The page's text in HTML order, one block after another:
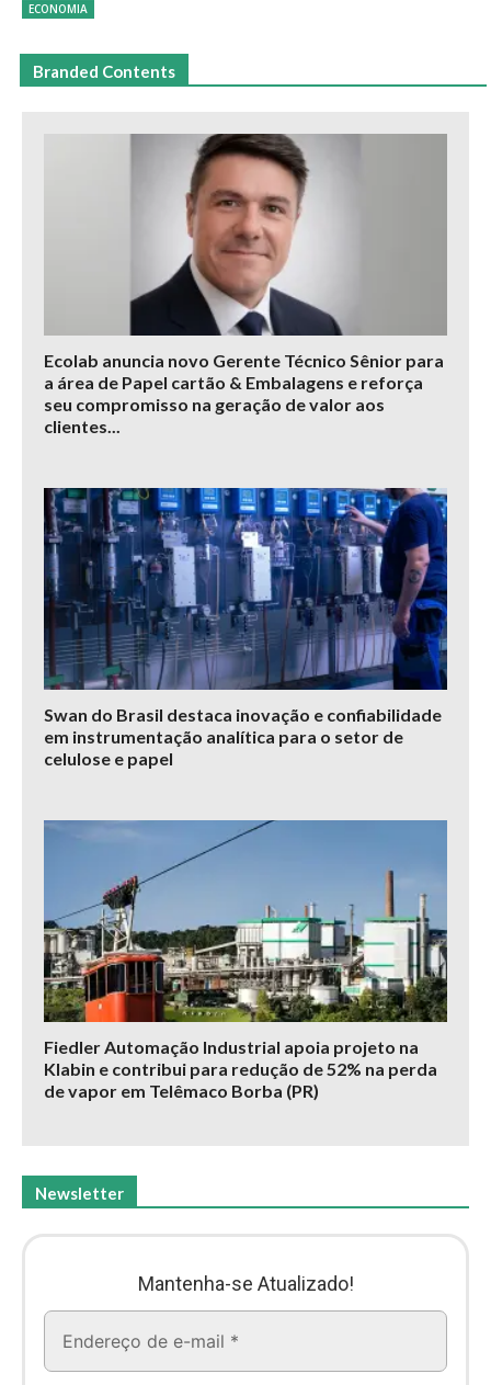
ECONOMIA
Branded Contents
Ecolab anuncia novo Gerente Técnico Sênior para
a área de Papel cartão & Embalagens e reforça
seu compromisso na geração de valor aos
clientes...
Swan do Brasil destaca inovação e confiabilidade
em instrumentação analítica para o setor de
celulose e papel
Fiedler Automação Industrial apoia projeto na
Klabin e contribui para redução de 52% na perda
de vapor em Telêmaco Borba (PR)
Newsletter
Mantenha-se Atualizado!